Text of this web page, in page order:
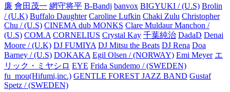
廉 會田茂一 網守将平 B-Bandj banvox BIGYUKI / (U.S) Brolin
/ (U.K) Buffalo Daughter Caroline Lufkin Chaki Zulu Christopher
Chu / (U.S) CINEMA dub MONKS Clare Muldaur Manchon /
(U.S) COM.A CORNELIUS Crystal Kay 千葉純治 DadaD Denai
Moore / (U.K) DJ FUMIYA DJ Mitsu the Beats DJ Rena Doa
Barney / (U.S) DOKAKA Egil Olsen / (NORWAY) Emi Meyer エ
リック・ミヤシロ EYE Frida Sundemo / (SWEDEN)
fu_mou(Hifumi,inc.) GENTLE FOREST JAZZ BAND Gustaf
Spetz / (SWEDEN)